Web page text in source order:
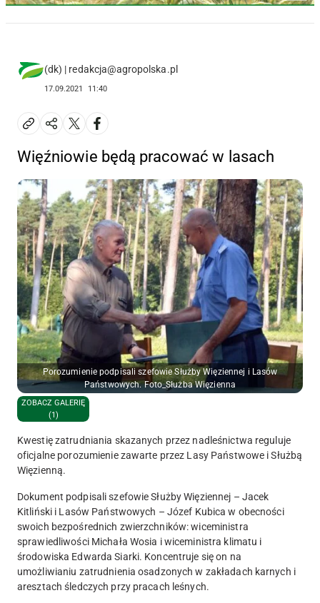
(dk) | redakcja@agropolska.pl
17.09.2021 11:40
Więźniowie będą pracować w lasach
Porozumienie podpisali szefowie Służby Więziennej i Lasów
Państwowych. Foto_Służba Więzienna
ZOBACZ GALERIĘ
(1)
Kwestię zatrudniania skazanych przez nadleśnictwa reguluje
oficjalne porozumienie zawarte przez Lasy Państwowe i Służbą
Więzienną.
Dokument podpisali szefowie Służby Więziennej – Jacek
Kitliński i Lasów Państwowych – Józef Kubica w obecności
swoich bezpośrednich zwierzchników: wiceministra
sprawiedliwości Michała Wosia i wiceministra klimatu i
środowiska Edwarda Siarki. Koncentruje się on na
umożliwianiu zatrudnienia osadzonych w zakładach karnych i
aresztach śledczych przy pracach leśnych.